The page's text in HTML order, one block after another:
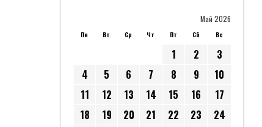
Май 2026
Пн Вт Ср Чт Пт Сб Вс
1 2
3
4
5 6 7 8 9
10
11
12 13 14 15 16
17
18
19 20 21 22 23
24